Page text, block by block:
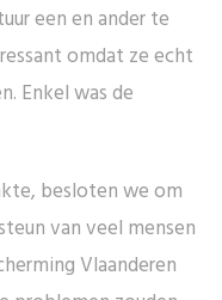
een en ander te
omdat ze echt
Enkel was de
besloten we om
van veel mensen
Vlaanderen